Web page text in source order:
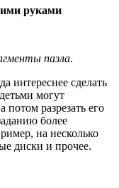
руками
пазла.
интереснее сделать
могут
потом разрезать его
более
на несколько
диски и прочее.